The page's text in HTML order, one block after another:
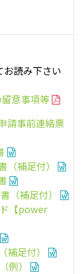
お読み下さい
意事項等
請事前連絡票
（補足付）
（補足付）
【power
補足付）
例）